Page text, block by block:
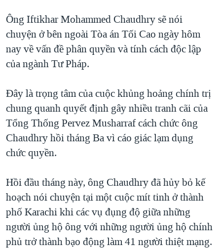
KINH TẾ
KHOA HỌC
THỂ THAO
GIÁO DỤC
GIẢI MÃ VÀNH ĐAI & CON ĐƯỜNG
NGÀY TỊ NẠN THẾ GIỚI
TRỊNH VĨNH BÌNH - NGƯỜI HẠ 'BÊN THẮNG CUỘC'
CHI PHÍ CHIẾN TRANH AFGHANISTAN
CÁC GIÁ TRỊ CỘNG HÒA Ở VIỆT NAM
THƯỢNG ĐỈNH TRUMP-KIM TẠI VIỆT NAM
TRỊNH VĨNH BÌNH VS. CHÍNH PHỦ VIỆT NAM
QUAN HỆ VIỆT MỸ
MẠNG XÃ HỘI
Ông Iftikhar Mohammed Chaudhry sẽ nói
chuyện ở bên ngoài Tòa án Tối Cao ngày hôm
nay về vấn đề phân quyền và tính cách độc lập
của ngành Tư Pháp.
Đây là trọng tâm của cuộc khủng hoảng chính trị
chung quanh quyết định gây nhiều tranh cãi của
Tổng Thống Pervez Musharraf cách chức ông
Chaudhry hồi tháng Ba vì cáo giác lạm dụng
chức quyền.
Hồi đầu tháng này, ông Chaudhry đã hủy bỏ kế
hoạch nói chuyện tại một cuộc mít tinh ở thành
phố Karachi khi các vụ đụng độ giữa những
người ủng hộ ông với những người ủng hộ chính
phủ trở thành bạo động làm 41 người thiệt mạng.